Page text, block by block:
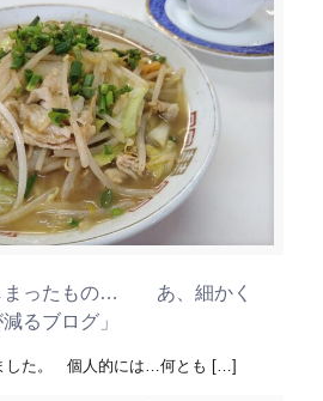
まったもの… あ、細かく
るブログ」
した。 個人的には…何とも […]